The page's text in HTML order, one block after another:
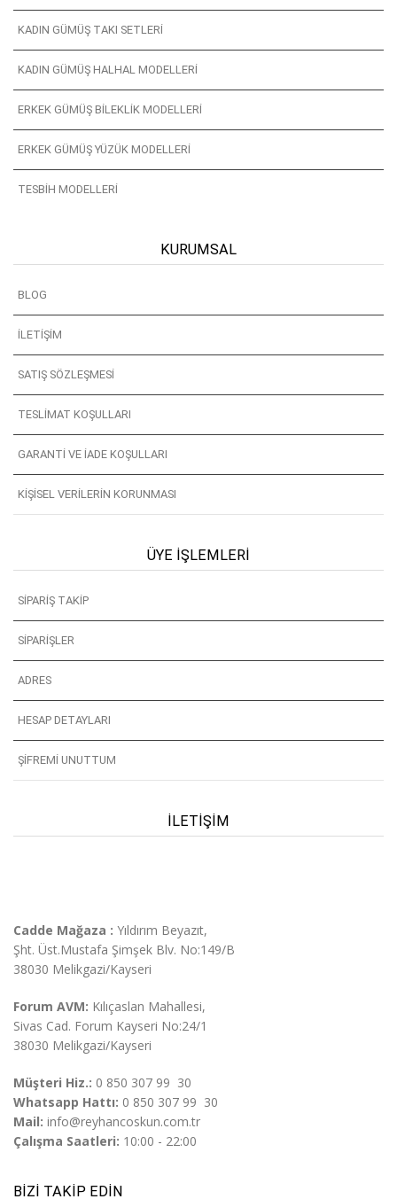
KADIN GÜMÜŞ TAKI SETLERI
KADIN GÜMÜŞ HALHAL MODELLERI
ERKEK GÜMÜŞ BILEKLIK MODELLERI
ERKEK GÜMÜŞ YÜZÜK MODELLERI
TESBIH MODELLERI
KURUMSAL
BLOG
İLETIŞIM
SATIŞ SÖZLEŞMESI
TESLIMAT KOŞULLARI
GARANTI VE İADE KOŞULLARI
KIŞISEL VERILERIN KORUNMASI
ÜYE İŞLEMLERI
SIPARIŞ TAKIP
SIPARIŞLER
ADRES
HESAP DETAYLARI
ŞIFREMI UNUTTUM
İLETIŞIM
Cadde Mağaza : Yıldırım Beyazıt,
Şht. Üst.Mustafa Şimşek Blv. No:149/B
38030 Melikgazi/Kayseri
Forum AVM: Kılıçaslan Mahallesi,
Sivas Cad. Forum Kayseri No:24/1
38030 Melikgazi/Kayseri
Müşteri Hiz.: 0 850 307 99 30
Whatsapp Hattı: 0 850 307 99 30
Mail: info@reyhancoskun.com.tr
Çalışma Saatleri: 10:00 - 22:00
BIZI TAKIP EDIN